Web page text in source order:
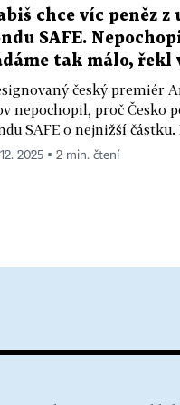
chce víc peněz
SAFE.
tak málo, řekl
český premiér
nepochopil, proč Česko
SAFE o nejnižší
12. 2025 ▪ 2 min. čtení